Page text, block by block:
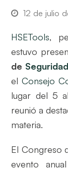
12 de julio
HSETools,
estuvo
de
elConsejo
lugar del 5
reunió a
materia.
El Congreso
evento anual